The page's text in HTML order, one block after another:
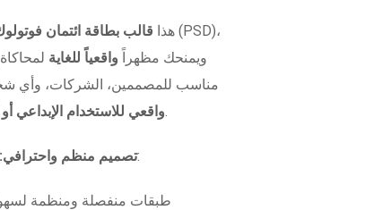
هذا قالب بطاقة ائتمان
ويمنحك مظهراً واقعياً للغاية
مناسب للمصممين، الشركات، وأي
واقعي للاستخدام الإبداعي.
تصميم منظم واحترافي:يتضمن الملف:
طبقات منفصلة ومنظمة